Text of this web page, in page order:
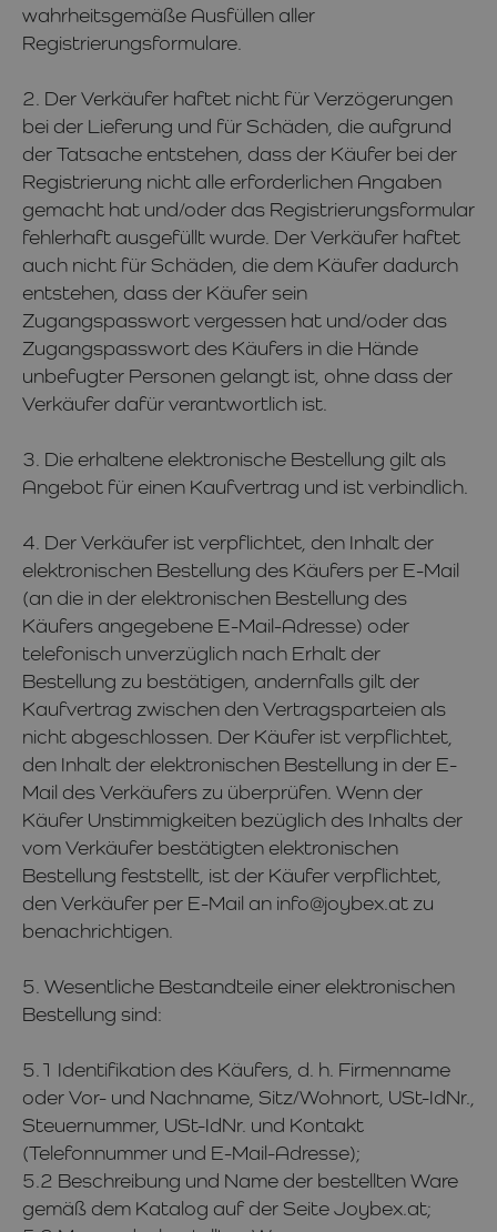
wahrheitsgemäße Ausfüllen aller
Registrierungsformulare.
2. Der Verkäufer haftet nicht für Verzögerungen
bei der Lieferung und für Schäden, die aufgrund
der Tatsache entstehen, dass der Käufer bei der
Registrierung nicht alle erforderlichen Angaben
gemacht hat und/oder das Registrierungsformular
fehlerhaft ausgefüllt wurde. Der Verkäufer haftet
auch nicht für Schäden, die dem Käufer dadurch
entstehen, dass der Käufer sein
Zugangspasswort vergessen hat und/oder das
Zugangspasswort des Käufers in die Hände
unbefugter Personen gelangt ist, ohne dass der
Verkäufer dafür verantwortlich ist.
3. Die erhaltene elektronische Bestellung gilt als
Angebot für einen Kaufvertrag und ist verbindlich.
4. Der Verkäufer ist verpflichtet, den Inhalt der
elektronischen Bestellung des Käufers per E-Mail
(an die in der elektronischen Bestellung des
Käufers angegebene E-Mail-Adresse) oder
telefonisch unverzüglich nach Erhalt der
Bestellung zu bestätigen, andernfalls gilt der
Kaufvertrag zwischen den Vertragsparteien als
nicht abgeschlossen. Der Käufer ist verpflichtet,
den Inhalt der elektronischen Bestellung in der E-
Mail des Verkäufers zu überprüfen. Wenn der
Käufer Unstimmigkeiten bezüglich des Inhalts der
vom Verkäufer bestätigten elektronischen
Bestellung feststellt, ist der Käufer verpflichtet,
den Verkäufer per E-Mail an info@joybex.at zu
benachrichtigen.
5. Wesentliche Bestandteile einer elektronischen
Bestellung sind:
5.1 Identifikation des Käufers, d. h. Firmenname
oder Vor- und Nachname, Sitz/Wohnort, USt-IdNr.,
Steuernummer, USt-IdNr. und Kontakt
(Telefonnummer und E-Mail-Adresse);
5.2 Beschreibung und Name der bestellten Ware
gemäß dem Katalog auf der Seite Joybex.at;